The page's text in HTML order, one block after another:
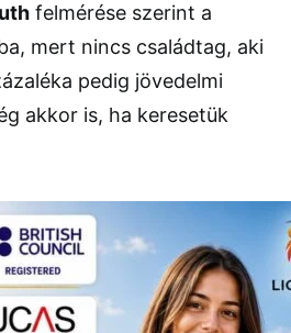
felmérése szerint a
mert nincs családtag, aki
pedig jövedelmi
akkor is, ha keresetük